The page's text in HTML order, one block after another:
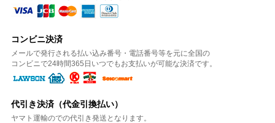
コンビニ決済
メールで発行される払い込み番号・電話番号等を元に全国の
コンビニで24時間365日いつでもお支払いが可能な決済です。
代引き決済（代金引換払い）
ヤマト運輸のでの代引き発送となります。